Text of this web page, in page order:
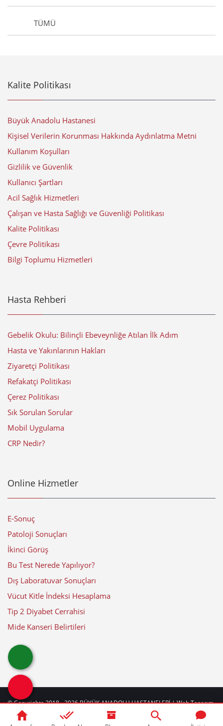
TÜMÜ
Kalite Politikası
Büyük Anadolu Hastanesi
Kişisel Verilerin Korunması Hakkında Aydınlatma Metni
Kullanım Koşulları
Gizlilik ve Güvenlik
Kullanıcı Şartları
Acil Sağlık Hizmetleri
Çalışan ve Hasta Sağlığı ve Güvenliği Politikası
Kalite Politikası
Çevre Politikası
Bilgi Toplumu Hizmetleri
Hasta Rehberi
Gebelik Okulu: Bilinçli Ebeveynliğe Atılan İlk Adım
Hasta ve Yakınlarının Hakları
Ziyaretçi Politikası
Refakatçi Politikası
Çerez Politikası
Sık Sorulan Sorular
Mobil Uygulama
CRP Nedir?
Online Hizmetler
E-Sonuç
Patoloji Sonuçları
İkinci Görüş
Bu Test Nerede Yapılıyor?
Dış Laboratuvar Sonuçları
Vücut Kitle İndeksi Hesaplama
Tip 2 Diyabet Cerrahisi
Mide Kanseri Belirtileri
© Copyrights 2018 - 2026BÜYÜK ANADOLU HASTANELERİ| Web Tasarım
web Güncelleme Tarihi: 10-08-2026